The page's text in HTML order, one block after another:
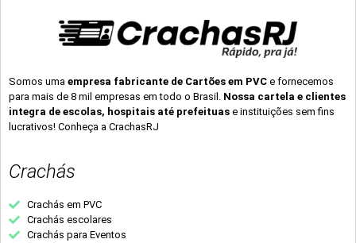
Somos uma empresa fabricante de Cartões em PVC e fornecemos
para mais de 8 mil empresas em todo o Brasil. Nossa cartela e clientes
integra de escolas, hospitais até prefeituas e instituições sem fins
lucrativos! Conheça a CrachasRJ
Crachás
Crachás em PVC
Crachás escolares
Crachás para Eventos